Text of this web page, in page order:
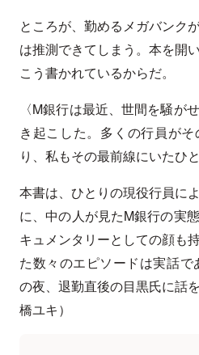
ところが、勤めるメガバンク
は推測できてしまう。本を開
こう書かれているからだ。
〈M銀行は最近、世間を騒が
き起こした。多くの行員が
り、私もその最前線にいたひ
本書は、ひとりの現役行員に
に、中の人が見たM銀行の実
キュメンタリーとしての顔も
た数々のエピソードは実話
の夜、退勤直後の目黒氏に話
橋ユキ）